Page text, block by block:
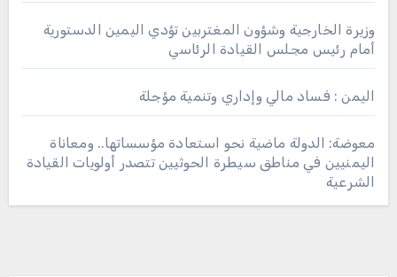
وزيرة الخارجية وشؤون المغتربين تؤدي اليمين الدستورية
أمام رئيس مجلس القيادة الرئاسي
اليمن : فساد مالي وإداري وتنمية مؤجلة
معوضة: الدولة ماضية نحو استعادة مؤسساتها.. ومعاناة
اليمنيين في مناطق سيطرة الحوثيين تتصدر أولويات القيادة
الشرعية